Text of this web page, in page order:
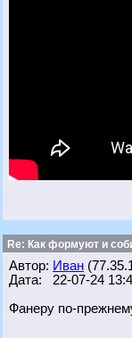
Re: Как формуют и
Автор: Иван
Дата: 22-07-24
Фанеру по-